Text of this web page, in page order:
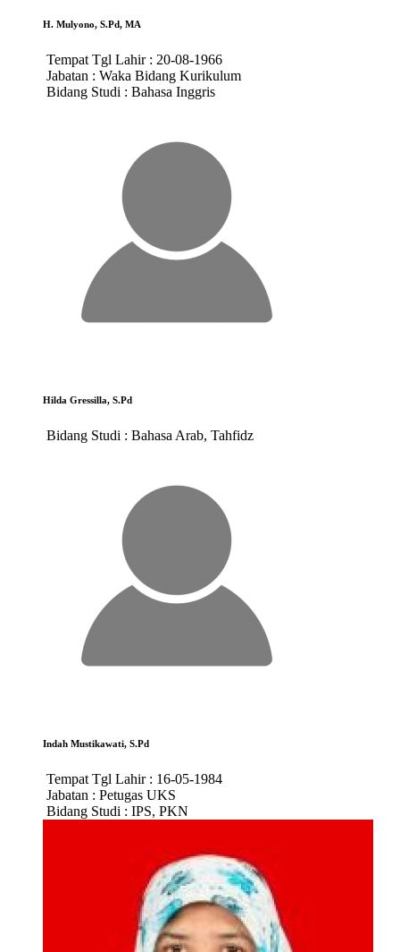
H. Mulyono, S.Pd, MA
Tempat Tgl Lahir : 20-08-1966
Jabatan : Waka Bidang Kurikulum
Bidang Studi : Bahasa Inggris
Hilda Gressilla, S.Pd
Bidang Studi : Bahasa Arab, Tahfidz
Indah Mustikawati, S.Pd
Tempat Tgl Lahir : 16-05-1984
Jabatan : Petugas UKS
Bidang Studi : IPS, PKN